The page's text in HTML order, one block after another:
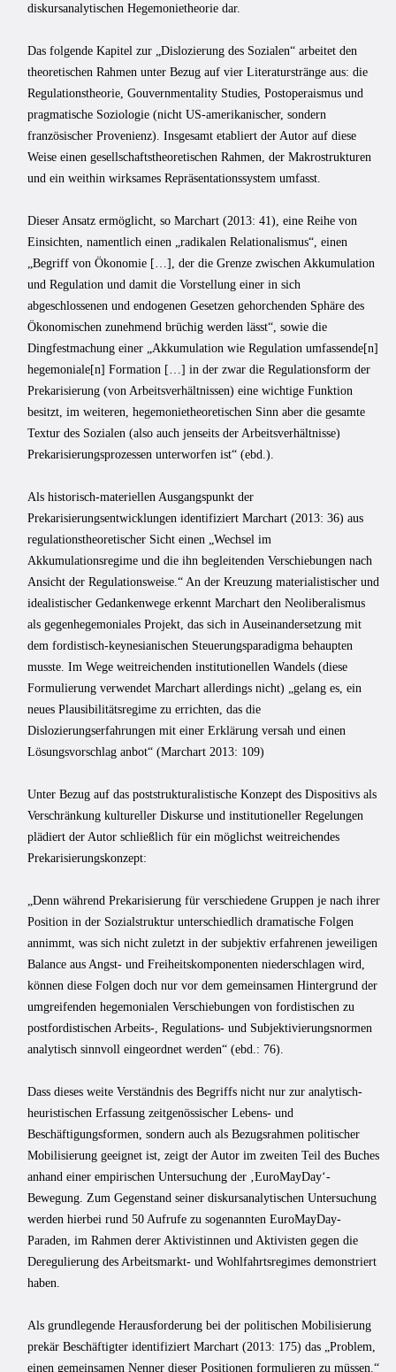
diskursanalytischen Hegemonietheorie dar.
Das folgende Kapitel zur „Dislozierung des Sozialen“ arbeitet den
theoretischen Rahmen unter Bezug auf vier Literaturstränge aus: die
Regulationstheorie, Gouvernmentality Studies, Postoperaismus und
pragmatische Soziologie (nicht US-amerikanischer, sondern
französischer Provenienz). Insgesamt etabliert der Autor auf diese
Weise einen gesellschaftstheoretischen Rahmen, der Makrostrukturen
und ein weithin wirksames Repräsentationssystem umfasst.
Dieser Ansatz ermöglicht, so Marchart (2013: 41), eine Reihe von
Einsichten, namentlich einen „radikalen Relationalismus“, einen
„Begriff von Ökonomie […], der die Grenze zwischen Akkumulation
und Regulation und damit die Vorstellung einer in sich
abgeschlossenen und endogenen Gesetzen gehorchenden Sphäre des
Ökonomischen zunehmend brüchig werden lässt“, sowie die
Dingfestmachung einer „Akkumulation wie Regulation umfassende[n]
hegemoniale[n] Formation […] in der zwar die Regulationsform der
Prekarisierung (von Arbeitsverhältnissen) eine wichtige Funktion
besitzt, im weiteren, hegemonietheoretischen Sinn aber die gesamte
Textur des Sozialen (also auch jenseits der Arbeitsverhältnisse)
Prekarisierungsprozessen unterworfen ist“ (ebd.).
Als historisch-materiellen Ausgangspunkt der
Prekarisierungsentwicklungen identifiziert Marchart (2013: 36) aus
regulationstheoretischer Sicht einen „Wechsel im
Akkumulationsregime und die ihn begleitenden Verschiebungen nach
Ansicht der Regulationsweise.“ An der Kreuzung materialistischer und
idealistischer Gedankenwege erkennt Marchart den Neoliberalismus
als gegenhegemoniales Projekt, das sich in Auseinandersetzung mit
dem fordistisch-keynesianischen Steuerungsparadigma behaupten
musste. Im Wege weitreichenden institutionellen Wandels (diese
Formulierung verwendet Marchart allerdings nicht) „gelang es, ein
neues Plausibilitätsregime zu errichten, das die
Dislozierungserfahrungen mit einer Erklärung versah und einen
Lösungsvorschlag anbot“ (Marchart 2013: 109)
Unter Bezug auf das poststrukturalistische Konzept des Dispositivs als
Verschränkung kultureller Diskurse und institutioneller Regelungen
plädiert der Autor schließlich für ein möglichst weitreichendes
Prekarisierungskonzept:
„Denn während Prekarisierung für verschiedene Gruppen je nach ihrer
Position in der Sozialstruktur unterschiedlich dramatische Folgen
annimmt, was sich nicht zuletzt in der subjektiv erfahrenen jeweiligen
Balance aus Angst- und Freiheitskomponenten niederschlagen wird,
können diese Folgen doch nur vor dem gemeinsamen Hintergrund der
umgreifenden hegemonialen Verschiebungen von fordistischen zu
postfordistischen Arbeits-, Regulations- und Subjektivierungsnormen
analytisch sinnvoll eingeordnet werden“ (ebd.: 76).
Dass dieses weite Verständnis des Begriffs nicht nur zur analytisch-
heuristischen Erfassung zeitgenössischer Lebens- und
Beschäftigungsformen, sondern auch als Bezugsrahmen politischer
Mobilisierung geeignet ist, zeigt der Autor im zweiten Teil des Buches
anhand einer empirischen Untersuchung der ‚EuroMayDay‘-
Bewegung. Zum Gegenstand seiner diskursanalytischen Untersuchung
werden hierbei rund 50 Aufrufe zu sogenannten EuroMayDay-
Paraden, im Rahmen derer Aktivistinnen und Aktivisten gegen die
Deregulierung des Arbeitsmarkt- und Wohlfahrtsregimes demonstriert
haben.
Als grundlegende Herausforderung bei der politischen Mobilisierung
prekär Beschäftigter identifiziert Marchart (2013: 175) das „Problem,
einen gemeinsamen Nenner dieser Positionen formulieren zu müssen.“